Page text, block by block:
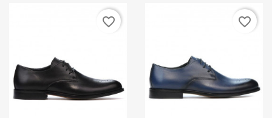
favorite_border favorite_border